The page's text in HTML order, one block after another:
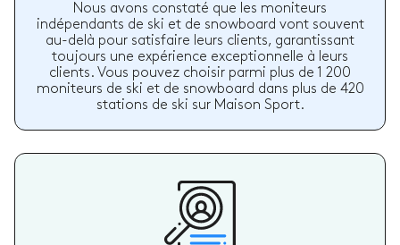
Nous avons constaté que les moniteurs
indépendants de ski et de snowboard vont souvent
au-delà pour satisfaire leurs clients, garantissant
toujours une expérience exceptionnelle à leurs
clients. Vous pouvez choisir parmi plus de 1 200
moniteurs de ski et de snowboard dans plus de 420
stations de ski sur Maison Sport.